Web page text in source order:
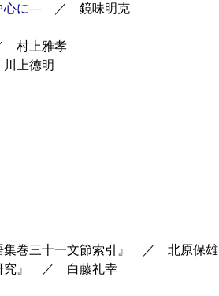
心に― ／ 鏡味明克
村上雅孝
上徳明
集巻三十一文節索引』 ／ 北原保雄
研究』 ／ 白藤礼幸